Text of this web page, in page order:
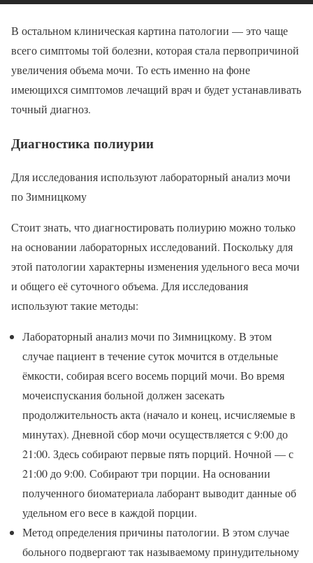
В остальном клиническая картина патологии — это чаще
всего симптомы той болезни, которая стала первопричиной
увеличения объема мочи. То есть именно на фоне
имеющихся симптомов лечащий врач и будет устанавливать
точный диагноз.
Диагностика полиурии
Для исследования используют лабораторный анализ мочи
по Зимницкому
Стоит знать, что диагностировать полиурию можно только
на основании лабораторных исследований. Поскольку для
этой патологии характерны изменения удельного веса мочи
и общего её суточного объема. Для исследования
используют такие методы:
Лабораторный анализ мочи по Зимницкому. В этом
случае пациент в течение суток мочится в отдельные
ёмкости, собирая всего восемь порций мочи. Во время
мочеиспускания больной должен засекать
продолжительность акта (начало и конец, исчисляемые в
минутах). Дневной сбор мочи осуществляется с 9:00 до
21:00. Здесь собирают первые пять порций. Ночной — с
21:00 до 9:00. Собирают три порции. На основании
полученного биоматериала лаборант выводит данные об
удельном его весе в каждой порции.
Метод определения причины патологии. В этом случае
больного подвергают так называемому принудительному